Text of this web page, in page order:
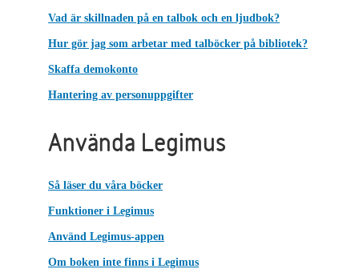
Vad är skillnaden på en talbok och en ljudbok?
Hur gör jag som arbetar med talböcker på bibliotek?
Skaffa demokonto
Hantering av personuppgifter
Använda Legimus
Så läser du våra böcker
Funktioner i Legimus
Använd Legimus-appen
Om boken inte finns i Legimus